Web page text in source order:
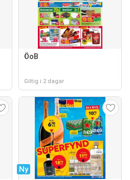
ÖoB
Giltig i 2 dagar
Ny